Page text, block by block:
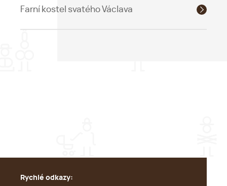
Farní kostel svatého Václava
Rychlé odkazy: